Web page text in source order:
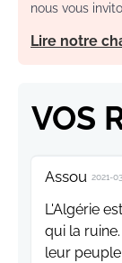
nous vous
Lire notre
VOS
Assou 2021-
L'Algérie
qui la
leur